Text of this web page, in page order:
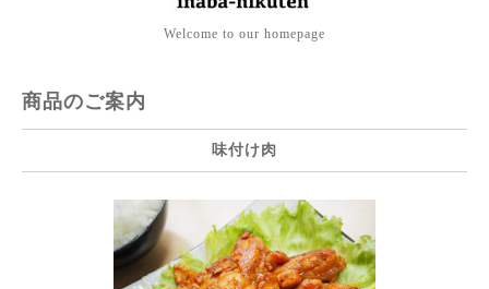
Welcome to our homepage
商品のご案内
味付け肉